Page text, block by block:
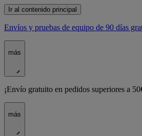
Ir al contenido principal
Envíos y pruebas de equipo de 90 días
más
¡Envío gratuito en pedidos superiores a
más